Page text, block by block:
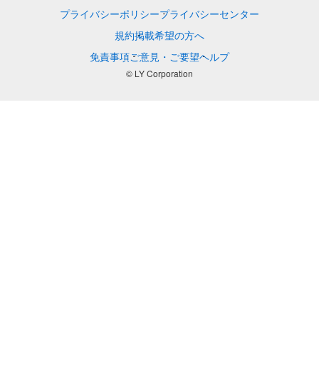
プライバシーポリシープライバシーセンター
規約掲載希望の方へ
免責事項ご意見・ご要望ヘルプ
© LY Corporation